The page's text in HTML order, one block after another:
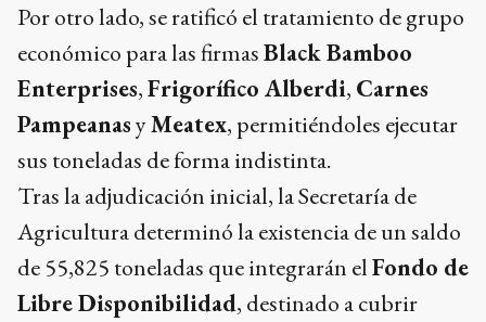
Por otro lado, se ratificó el tratamiento de grupo
económico para las firmasBlack Bamboo
Enterprises,Frigorífico Alberdi, Carnes
PampeanasyMeatex, permitiéndoles ejecutar
sus toneladas de forma indistinta.
Tras la adjudicación inicial, la Secretaría de
Agricultura determinó la existencia de un saldo
de 55,825 toneladas que integrarán elFondo de
Libre Disponibilidad, destinado a cubrir